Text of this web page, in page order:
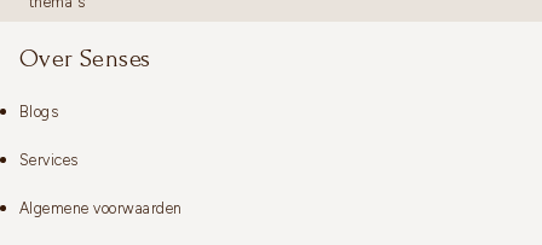
Over Senses
Blogs
Services
Algemene voorwaarden